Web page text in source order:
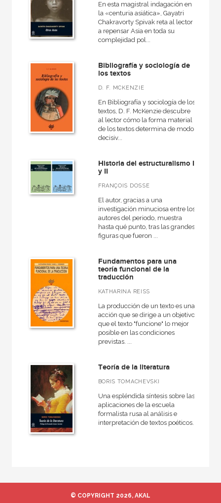
Básica de Bolsillo  Adorno. Obra completa
Básica de Bolsillo  Serie Referencia
Clásicos del pensamiento
Clásicos latinos medievales y renacentistas
Cuestiones de antagonismo
Diccionarios para la enseñanza
Estudios visuales
NUESTROS FORMATOS
Papel
CATÁLOGOS PDF
En esta magistral indagación en
la «centuria asiática», Gayatri
Chakravorty Spivak reta al lector
a repensar Asia en toda su
complejidad pol...
Bibliografía y sociología de
los textos
D. F. MCKENZIE
En Bibliografía y sociología de los
textos, D. F. McKenzie descubre
al lector cómo la forma material
de los textos determina de modo
decisiv...
Historia del estructuralismo I
y II
FRANÇOIS DOSSE
El autor, gracias a una
investigación minuciosa entre los
autores del periodo, muestra
hasta qué punto, tras las grandes
figuras que fueron ...
Fundamentos para una
teoría funcional de la
traducción
KATHARINA REISS
La producción de un texto es una
acción que se dirige a un objetivo:
que el texto "funcione" lo mejor
posible en las condiciones
previstas. ...
Teoría de la literatura
BORIS TOMACHEVSKI
Una espléndida síntesis sobre las
aplicaciones de la escuela
formalista rusa al análisis e
interpretación de textos poéticos.
© COPYRIGHT 2026, AKAL